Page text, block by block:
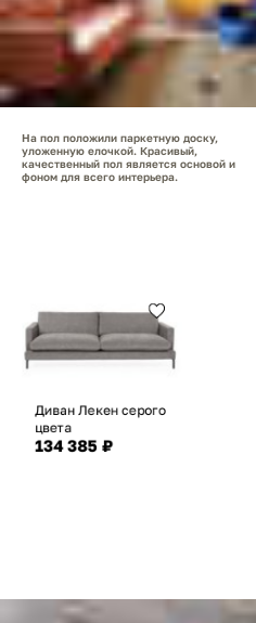
На пол положили паркетную доску,
уложенную елочкой. Красивый,
качественный пол является основой и
фоном для всего интерьера.
Диван Лекен серого
цвета
134 385 ₽